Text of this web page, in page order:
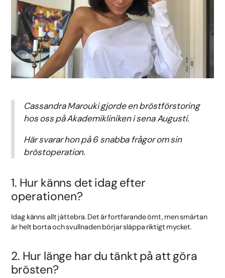
Cassandra Marouki gjorde en bröstförstoring
hos oss på Akademikliniken i sena Augusti.
Här svarar hon på 6 snabba frågor om sin
bröstoperation.
1. Hur känns det idag efter
operationen?
Idag känns allt jättebra. Det är fortfarande ömt, men smärtan
är helt borta och svullnaden börjar släppa riktigt mycket.
2. Hur länge har du tänkt på att göra
brösten?